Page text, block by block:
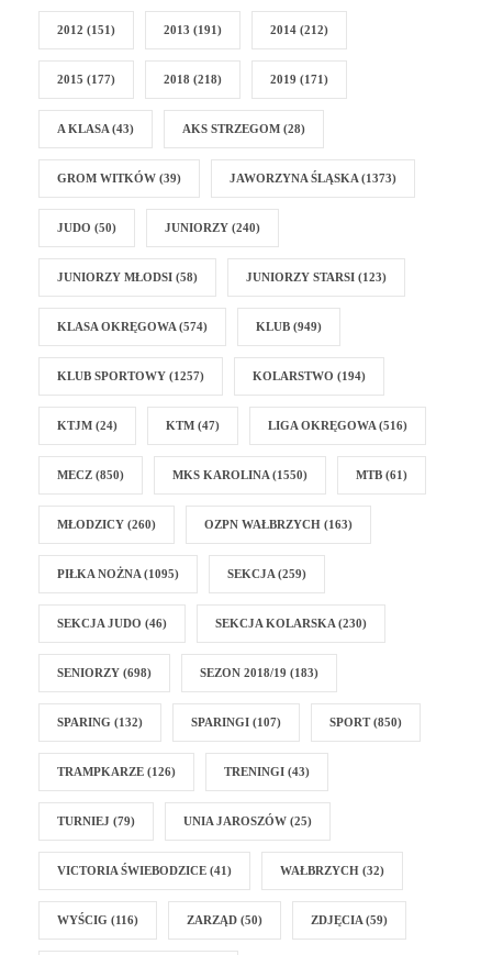
2012 (151) 2013 (191) 2014 (212)
2015 (177) 2018 (218) 2019 (171)
A KLASA (43) AKS STRZEGOM (28)
GROM WITKÓW (39) JAWORZYNA ŚLĄSKA (1373)
JUDO (50) JUNIORZY (240)
JUNIORZY MŁODSI (58) JUNIORZY STARSI (123)
KLASA OKRĘGOWA (574) KLUB (949)
KLUB SPORTOWY (1257) KOLARSTWO (194)
KTJM (24) KTM (47) LIGA OKRĘGOWA (516)
MECZ (850) MKS KAROLINA (1550) MTB (61)
MŁODZICY (260) OZPN WAŁBRZYCH (163)
PIŁKA NOŻNA (1095) SEKCJA (259)
SEKCJA JUDO (46) SEKCJA KOLARSKA (230)
SENIORZY (698) SEZON 2018/19 (183)
SPARING (132) SPARINGI (107) SPORT(850)
TRAMPKARZE (126) TRENINGI (43)
TURNIEJ (79) UNIA JAROSZÓW (25)
VICTORIA ŚWIEBODZICE (41) WAŁBRZYCH (32)
WYŚCIG (116) ZARZĄD (50) ZDJĘCIA (59)